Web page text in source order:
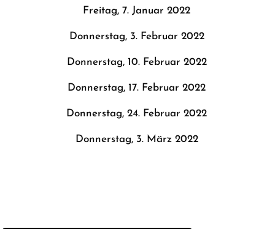
Freitag, 7. Januar 2022
Donnerstag, 3. Februar 2022
Donnerstag, 10. Februar 2022
Donnerstag, 17. Februar 2022
Donnerstag, 24. Februar 2022
Donnerstag, 3. März 2022